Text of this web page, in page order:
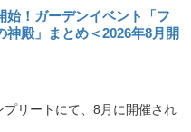
始！ガーデンイベント「フ
神殿」まとめ＜2026年8月開
リートにて、8月に開催され